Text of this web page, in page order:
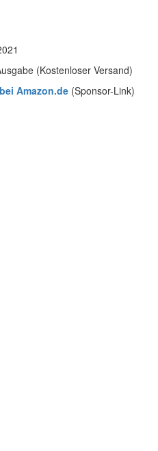
(Kostenloser Versand)
Amazon.de (Sponsor-Link)